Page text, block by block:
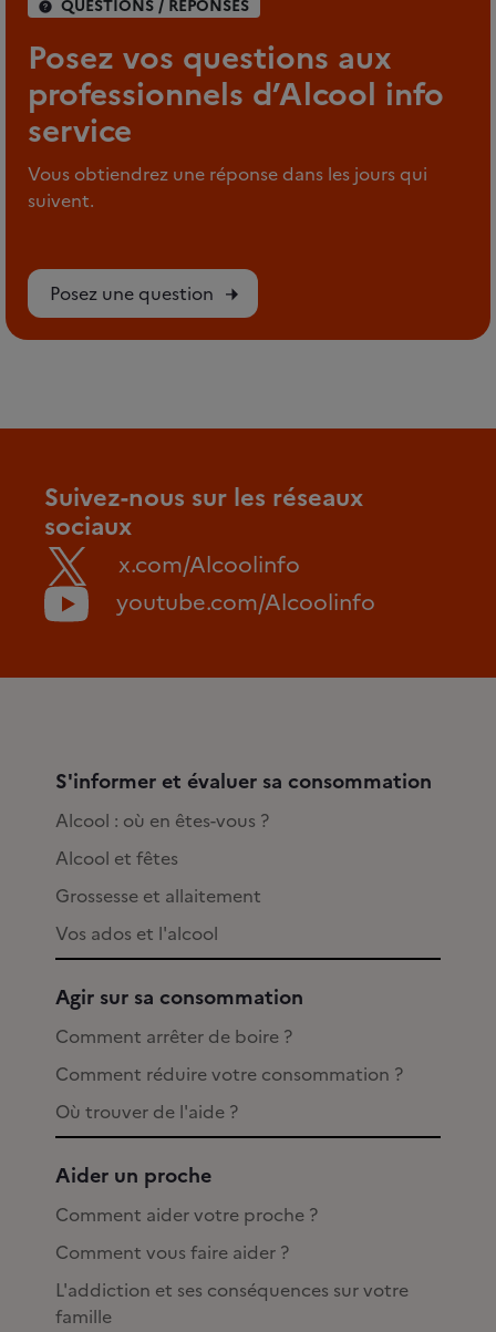
QUESTIONS / RÉPONSES
Posez vos questions aux
professionnels d’Alcool info
service
Vous obtiendrez une réponse dans les jours qui
suivent.
Posez une question
Suivez-nous sur les réseaux
sociaux
x.com/Alcoolinfo
youtube.com/Alcoolinfo
S'informer et évaluer sa consommation
Alcool : où en êtes-vous ?
Alcool et fêtes
Grossesse et allaitement
Vos ados et l'alcool
Agir sur sa consommation
Comment arrêter de boire ?
Comment réduire votre consommation ?
Où trouver de l'aide ?
Aider un proche
Comment aider votre proche ?
Comment vous faire aider ?
L'addiction et ses conséquences sur votre
famille